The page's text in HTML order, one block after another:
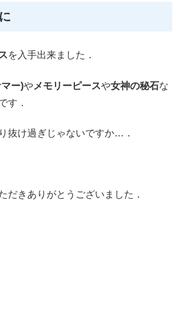
を入手出来ました．
ー)やメモリーピースや女神の秘石な
す．
抜け過ぎじゃないですか…．
だきありがとうございました．